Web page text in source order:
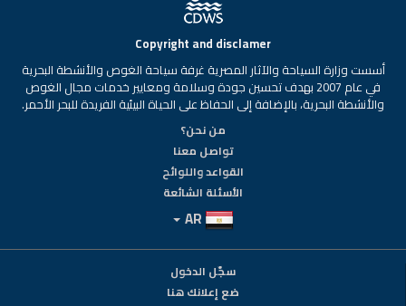
Copyright and disclamer
أسست وزارة السياحة والآثار المصرية غرفة سياحة الغوص والأنشطة البحرية
في عام 2007 بهدف تحسين جودة وسلامة ومعايير خدمات مجال الغوص
والأنشطة البحرية، بالإضافة إلى الحفاظ على الحياة البيئية الفريدة للبحر الأحمر.
من نحن؟
تواصل معنا
القواعد واللوائح
الأسئلة الشائعة
سجّل الدخول
ضع إعلانك هنا